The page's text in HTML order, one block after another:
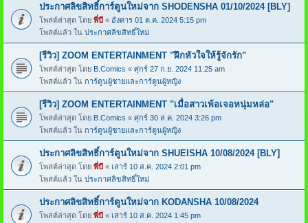
ประกาศลิขสิทธิ์การ์ตูนใหม่จาก SHODENSHA 01/10/2024 [BLY]
โพสต์ล่าสุด โดย พี่บี « อังคาร 01 ต.ค. 2024 5:15 pm
โพสต์แล้ว ใน ประกาศลิขสิทธิ์ใหม่
[รีวิว] ZOOM ENTERTAINMENT "ฝึกหัวใจให้รู้จักรัก"
โพสต์ล่าสุด โดย B.Comics « ศุกร์ 27 ก.ย. 2024 11:25 am
โพสต์แล้ว ใน การ์ตูนผู้ชายและการ์ตูนผู้หญิง
[รีวิว] ZOOM ENTERTAINMENT "เมื่อสาวเพ้อเจอหนุ่มหล่อ"
โพสต์ล่าสุด โดย B.Comics « ศุกร์ 30 ส.ค. 2024 3:26 pm
โพสต์แล้ว ใน การ์ตูนผู้ชายและการ์ตูนผู้หญิง
ประกาศลิขสิทธิ์การ์ตูนใหม่จาก SHUEISHA 10/08/2024 [BLY]
โพสต์ล่าสุด โดย พี่บี « เสาร์ 10 ส.ค. 2024 2:01 pm
โพสต์แล้ว ใน ประกาศลิขสิทธิ์ใหม่
ประกาศลิขสิทธิ์การ์ตูนใหม่จาก KODANSHA 10/08/2024
โพสต์ล่าสุด โดย พี่บี « เสาร์ 10 ส.ค. 2024 1:45 pm